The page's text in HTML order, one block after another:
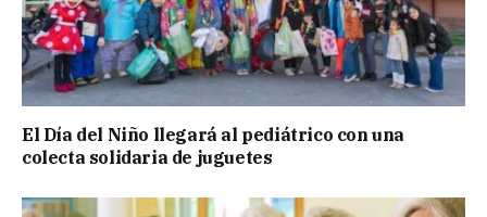
El Día del Niño llegará al pediátrico con una
colecta solidaria de juguetes